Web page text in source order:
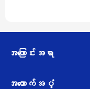
အကြောင်းအရာ
အထောက်အပံ့